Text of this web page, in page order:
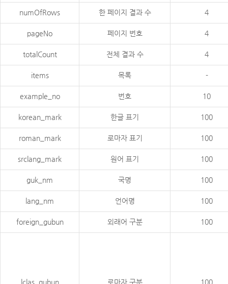
numOfRows 한 페이지 결과 수 4
pageNo 페이지 번호 4
totalCount 전체 결과 수 4
items 목록 -
example_no 번호 10
korean_mark 한글 표기 100
roman_mark 로마자 표기 100
srclang_mark 원어 표기 100
guk_nm 국명 100
lang_nm 언어명 100
foreign_gubun 외래어 구분 100
lclas_gubun 로마자 구분 100